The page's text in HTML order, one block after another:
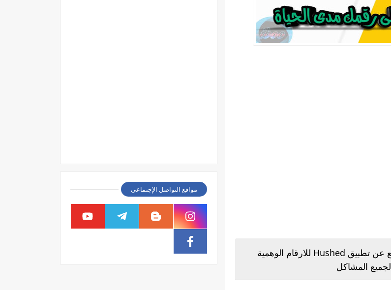
اقدم لكم اليوم اصدقائي هذا الشرح الاكثر من رائع عن تطبيق Hushed للارقام الوهمية
المشاكل
مواقع التواصل الإجتماعي